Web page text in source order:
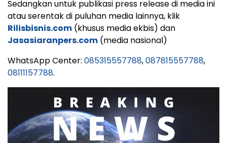
Sedangkan untuk publikasi press release di media ini
atau serentak di puluhan media lainnya, klik
Rilisbisnis.com (khusus media ekbis) dan
Jasasiaranpers.com (media nasional)
WhatsApp Center: 085315557788,087815557788,
08111157788.